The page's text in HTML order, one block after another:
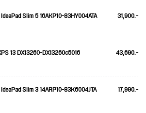
Slim 5 16AKP10-83HY004ATA 31,900.-
13 DX13260-DX13260c5016 43,690.-
Slim 3 14ARP10-83K6004JTA 17,990.-